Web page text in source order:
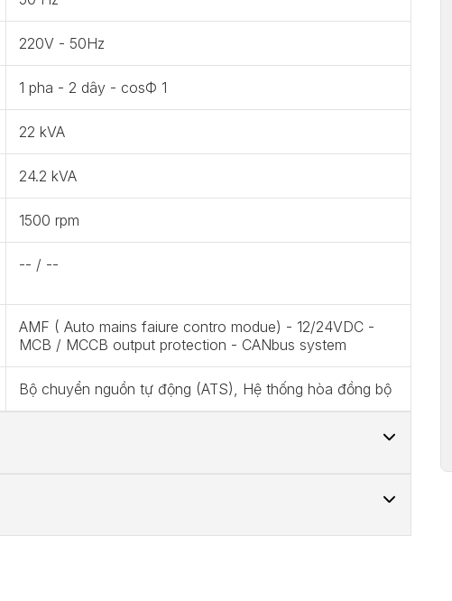
220V - 50Hz
1 pha - 2 dây - cosФ 1
22 kVA
24.2 kVA
1500 rpm
-- / --
AMF ( Auto mains faiure contro modue) - 12/24VDC -
MCB / MCCB output protection - CANbus system
Bộ chuyển nguồn tự động (ATS), Hệ thống hòa đồng bộ